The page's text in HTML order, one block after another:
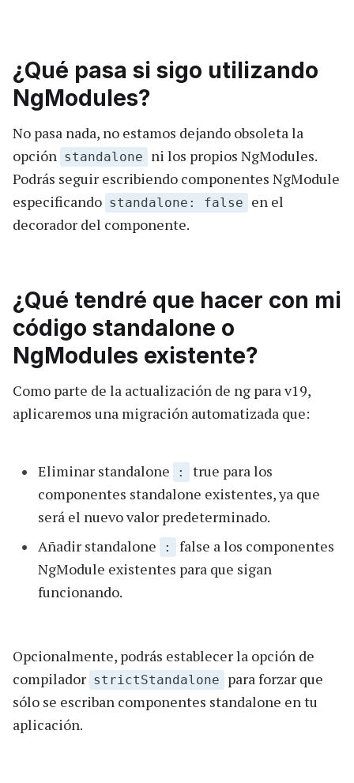
¿Qué pasa si sigo utilizando
NgModules?
No pasa nada, no estamos dejando obsoleta la
opción standalone
ni los propios NgModules.
Podrás seguir escribiendo componentes NgModule
especificando standalone: false
en el
decorador del componente.
¿Qué tendré que hacer con mi
código standalone o
NgModules existente?
Como parte de la actualización de ng para v19,
aplicaremos una migración automatizada que:
Eliminar standalone :
true para los
componentes standalone existentes, ya que
será el nuevo valor predeterminado.
Añadir standalone
:
false a los componentes
NgModule existentes para que sigan
funcionando.
Opcionalmente, podrás establecer la opción de
compilador strictStandalone
para forzar que
sólo se escriban componentes standalone en tu
aplicación.